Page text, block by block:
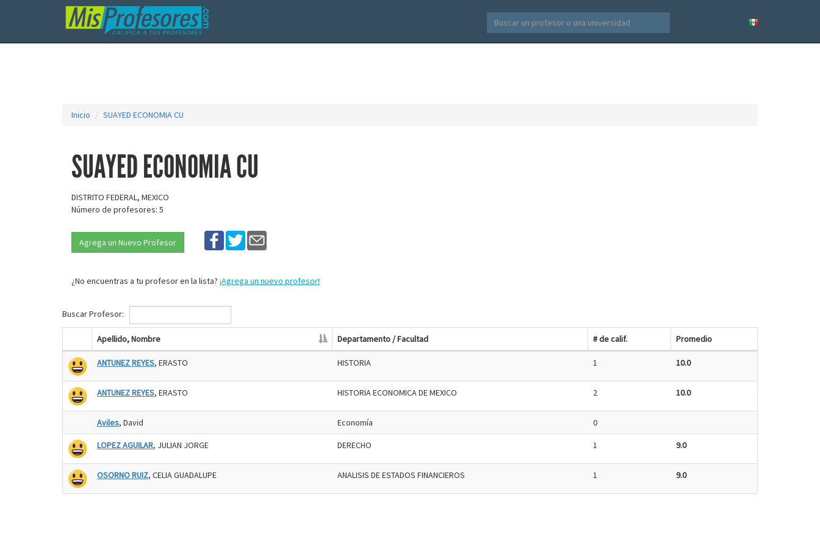
Inicio SUAYED ECONOMIA CU
SUAYED ECONOMIA CU
DISTRITO FEDERAL, MEXICO
Número de profesores: 5
Agrega un Nuevo Profesor
¿No encuentras a tu profesor en la lista? ¡Agrega un nuevo profesor!
Buscar Profesor:
Apellido, Nombre Departamento / Facultad # de calif. Promedio
ANTUNEZ REYES, ERASTO HISTORIA 1 10.0
ANTUNEZ REYES, ERASTO HISTORIA ECONOMICA DE MEXICO 2 10.0
Aviles, David Economía 0
LOPEZ AGUILAR, JULIAN JORGE DERECHO 1 9.0
OSORNO RUIZ, CELIA GUADALUPE ANALISIS DE ESTADOS FINANCIEROS 1 9.0